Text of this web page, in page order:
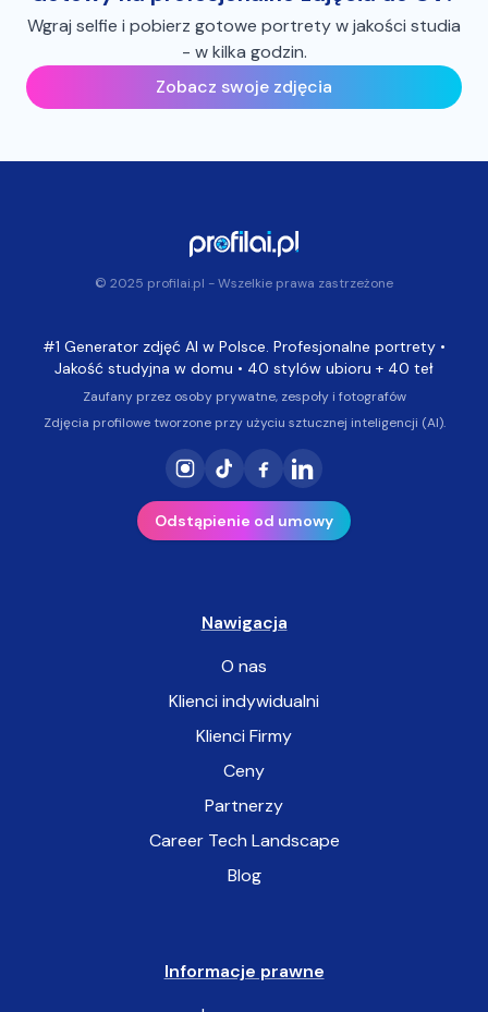
Wgraj selfie i pobierz gotowe portrety w jakości studia
- w kilka godzin.
Zobacz swoje zdjęcia
© 2025 profilai.pl - Wszelkie prawa zastrzeżone
#1 Generator zdjęć AI w Polsce. Profesjonalne portrety •
Jakość studyjna w domu • 40 stylów ubioru + 40 teł
Zaufany przez osoby prywatne, zespoły i fotografów
Zdjęcia profilowe tworzone przy użyciu sztucznej inteligencji (AI).
Odstąpienie od umowy
Nawigacja
O nas
Klienci indywidualni
Klienci Firmy
Ceny
Partnerzy
Career Tech Landscape
Blog
Informacje prawne